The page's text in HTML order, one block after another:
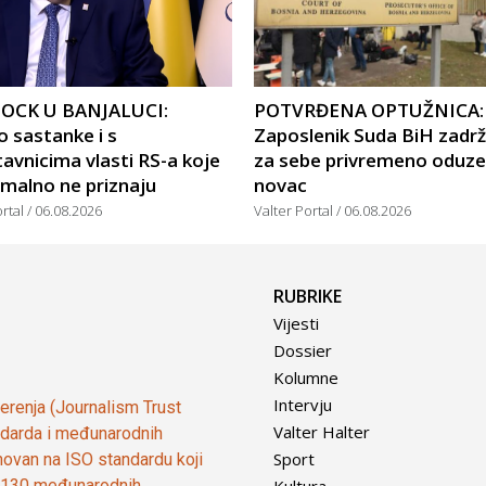
U BANJALUCI:
sastanke i s
vlasti RS-a koje
ne priznaju
06.08.2026
POTVRĐENA OPTUŽNICA:
Zaposlenik Suda BiH
za sebe privremeno
novac
Valter Portal 06.08.2026
(Journalism Trust
i međunarodnih
na ISO standardu koji
RUBRIKE
Vijesti
Dossier
Kolumne
Intervju
Valter Halter
Sport